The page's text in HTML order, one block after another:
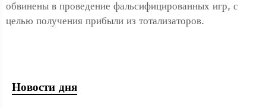
обвинены в проведение фальсифицированных игр, с
целью получения прибыли из тотализаторов.
Новости дня